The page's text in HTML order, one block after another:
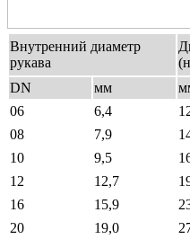
Внутренний диаметр
рукава
DN
мм
06
6,4
08
7,9
10
9,5
12
12,7
16
15,9
20
19,0